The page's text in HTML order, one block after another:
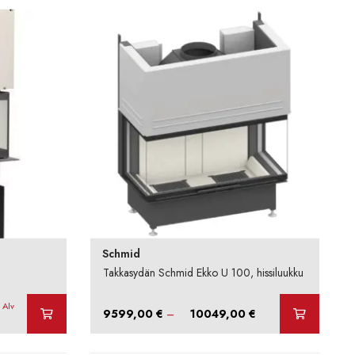
Alv
Schmid
Takkasydän Schmid Ekko U 100, hissiluukku
9599,00€ – 10049,00€ Hintaluokka: